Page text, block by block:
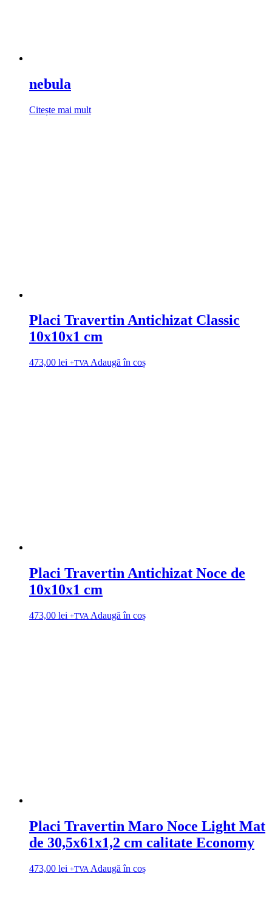
nebula
Citește mai mult
Placi Travertin Antichizat Classic
10x10x1 cm
473,00 lei +TVA Adaugă în coș
Placi Travertin Antichizat Noce de
10x10x1 cm
473,00 lei +TVA Adaugă în coș
Placi Travertin Maro Noce Light Mat
de 30,5x61x1,2 cm calitate Economy
473,00 lei +TVA Adaugă în coș